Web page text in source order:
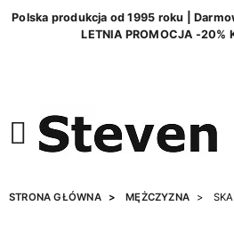
Polska produkcja od 1995 roku |
LETNIA PROMOCJA -20%
STRONA GŁÓWNA MĘŻCZYZNA